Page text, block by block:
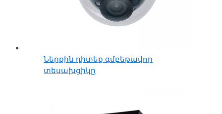
Ներքին դիտեք գմբեթավոր
տեսախցիկը